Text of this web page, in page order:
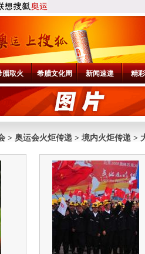
腊取火 希腊文化周 新闻速递 精
> 奥运会火炬传递 > 境内火炬传递 >